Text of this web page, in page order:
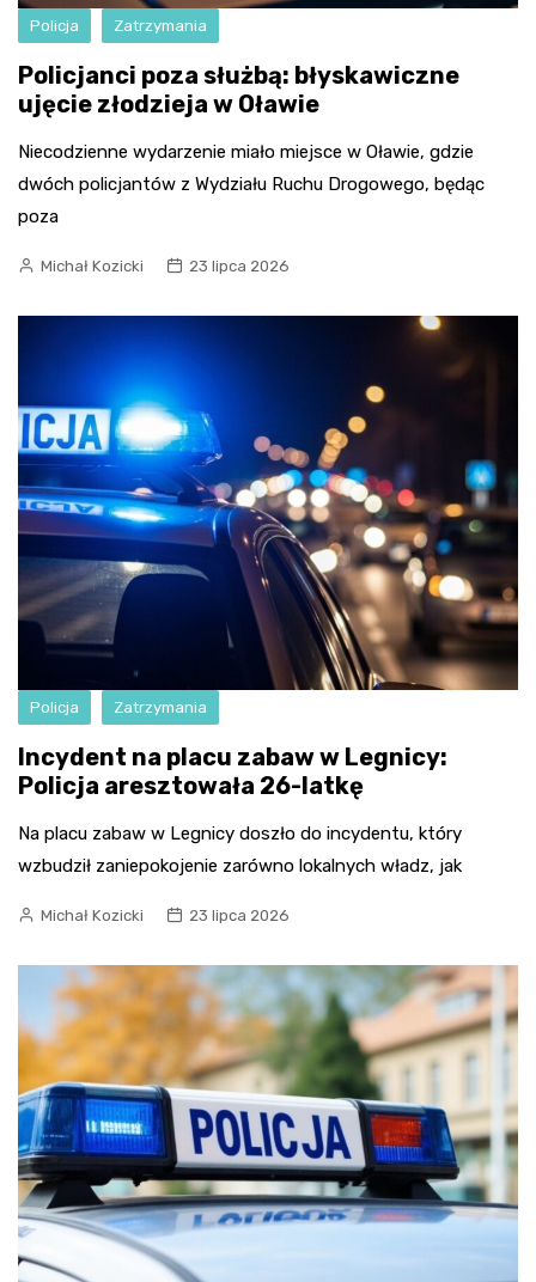
Policja Zatrzymania
Policjanci poza służbą: błyskawiczne
ujęcie złodzieja w Oławie
Niecodzienne wydarzenie miało miejsce w Oławie, gdzie
dwóch policjantów z Wydziału Ruchu Drogowego, będąc
poza
Michał Kozicki 23 lipca 2026
Policja Zatrzymania
Incydent na placu zabaw w Legnicy:
Policja aresztowała 26-latkę
Na placu zabaw w Legnicy doszło do incydentu, który
wzbudził zaniepokojenie zarówno lokalnych władz, jak
Michał Kozicki 23 lipca 2026